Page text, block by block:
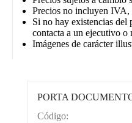
Precios no incluyen
Si no hay existencias del
contacta a un ejecutivo o
Imágenes de carácter
PORTA
Código: